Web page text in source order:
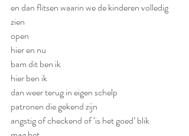
en dan flitsen waarin we de kinderen volledig
zien
open
hier en nu
bam dit ben ik
hier ben ik
dan weer terug in eigen schelp
patronen die gekend zijn
angstig of checkend of ‘is het goed’ blik